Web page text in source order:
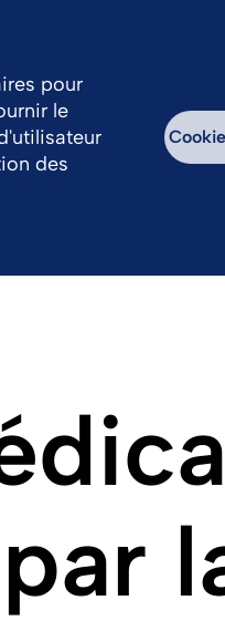
Contact
pour
le
des